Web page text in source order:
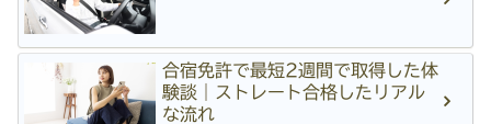
合宿免許で最短2週間で取得した体
験談｜ストレート合格したリアル
な流れ